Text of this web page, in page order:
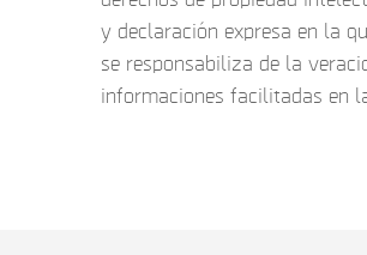
y declaración expresa en la
se responsabiliza de la
informaciones facilitadas en